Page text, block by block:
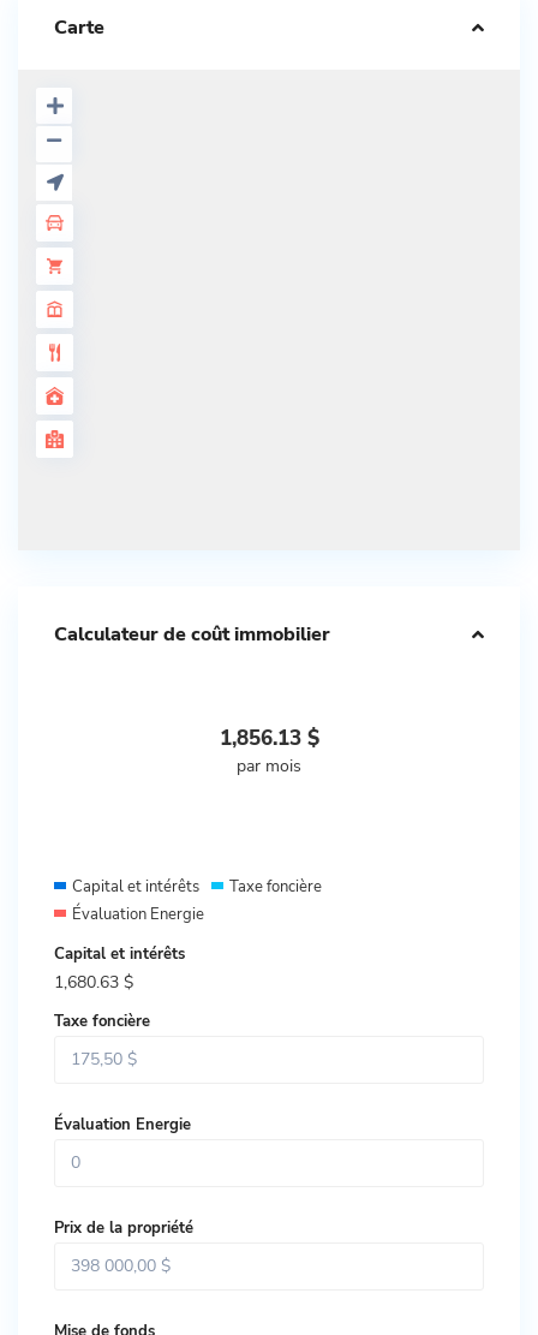
Carte
Calculateur de coût immobilier
1,856.13$
par mois
Capital et intérêts
Taxe foncière
Évaluation Energie
Capital et intérêts
1,680.63 $
Taxe foncière
Évaluation Energie
Prix ​​de la propriété